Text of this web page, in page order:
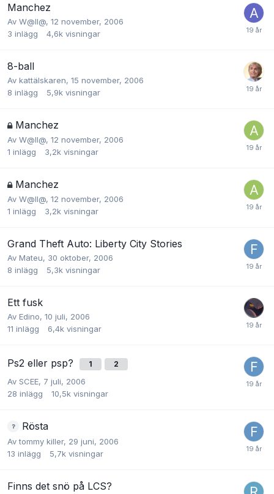
Manchez
Av W@ll@, 12 november, 2006
3 inlägg 4,6k visningar
8-ball
Av kattälskaren, 15 november, 2006
8 inlägg 5,9k visningar
Manchez
Av W@ll@, 12 november, 2006
1 inlägg 3,2k visningar
Manchez
Av W@ll@, 12 november, 2006
1 inlägg 3,2k visningar
Grand Theft Auto: Liberty City Stories
Av Mateu, 30 oktober, 2006
8 inlägg 5,3k visningar
Ett fusk
Av Edino, 10 juli, 2006
11 inlägg 6,4k visningar
Ps2 eller psp? 1 2
Av SCEE, 7 juli, 2006
28 inlägg 10,5k visningar
Rösta
Avtommy killer, 29 juni, 2006
13 inlägg 5,7k visningar
Finns det snö på LCS?